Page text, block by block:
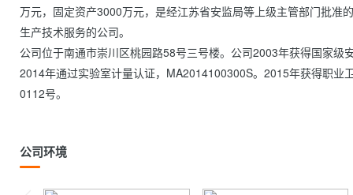
万元，固定资产3000万元，是经江苏省安监局等上级主管部门批准
生产技术服务的公司。
公司位于南通市崇川区桃园路58号三号楼。公司2003年获得国家
2014年通过实验室计量认证，MA2014100300S。2015年获得职
0112号。
公司环境